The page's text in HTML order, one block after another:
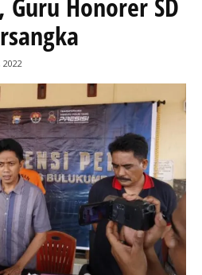
2022